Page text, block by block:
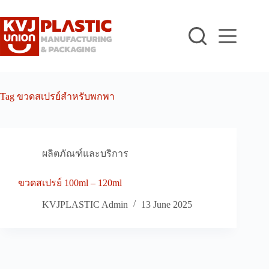
to
content
Tag ขวดสเปรย์สำหรับพกพา
ผลิตภัณฑ์และบริการ
ขวดสเปรย์ 100ml – 120ml
KVJPLASTIC Admin 13 June 2025